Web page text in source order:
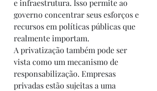
e infraestrutura. Isso permite ao
governo concentrar seus esforços e
recursos em políticas públicas que
realmente importam.
A privatização também pode ser
vista como um mecanismo de
responsabilização. Empresas
privadas estão sujeitas a uma